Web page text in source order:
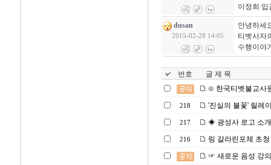
이정희 입
dusan
2015-02-28 14:05
안녕하세
티벳사자
수행이야
번호
글 제 목
⊙ 한국티벳불교사
218 '진실의 불꽃' 릴레
217 ◈ 광성사 로고 소개
216
링 갈라린포체 초
☞ 새로운 음성 강